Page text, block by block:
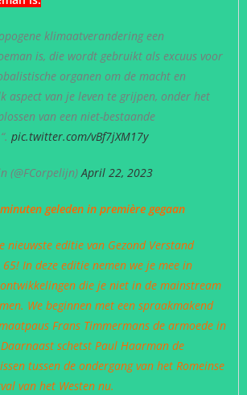
klimaatverandering een
is, die wordt gebruikt als excuus voor
organen om de macht en
aspect van je leven te grijpen, onder het
van een niet-bestaande
pic.twitter.com/vBf7jXM17y
(@FCorpelijn)April 22, 2023
geleden in première gegaan
nieuwste editie van Gezond Verstand
In deze editie nemen we je mee in
ontwikkelingen die je niet in de mainstream
We beginnen met een spraakmakend
Frans Timmermans de armoede in
schetst Paul Haarman de
tussen de ondergang van het Romeinse
van het Westen nu.